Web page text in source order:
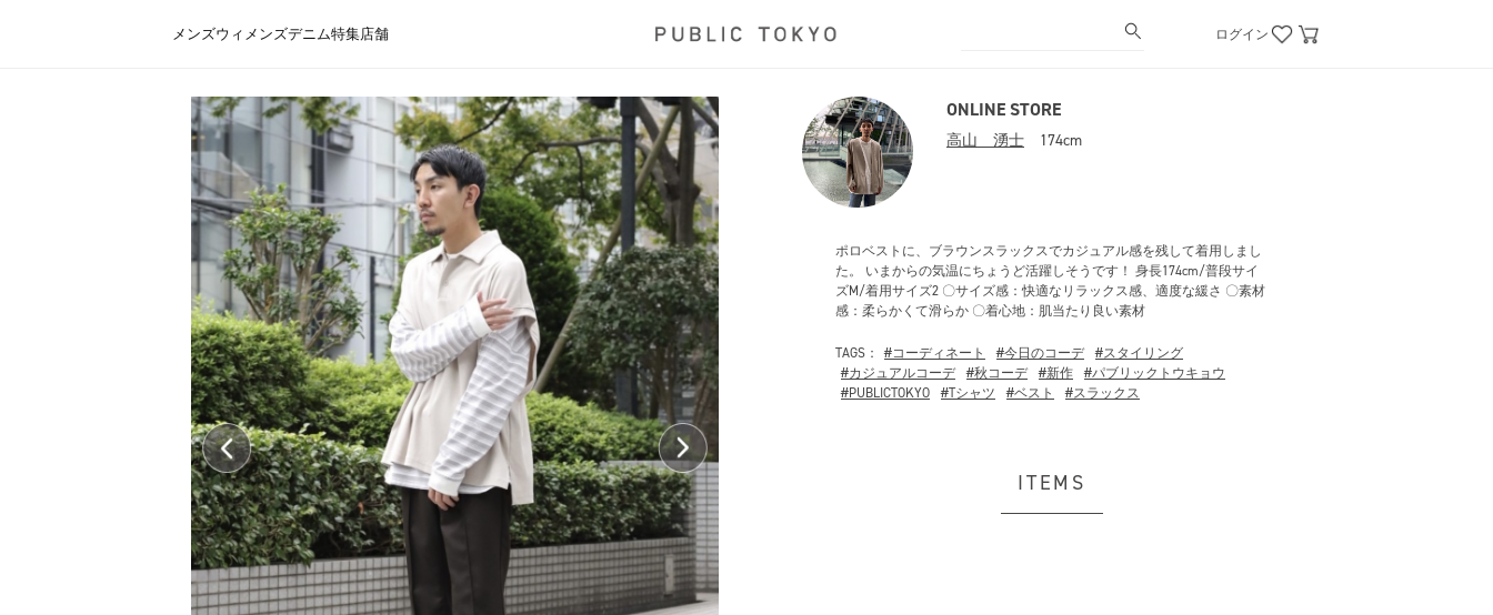
メンズウィメンズデニム特集店舗 ログイン
ONLINE STORE
高山 湧士 174cm
ポロベストに、ブラウンスラックスでカジュアル感を残して着用しまし
た。 いまからの気温にちょうど活躍しそうです！ 身長174cm/普段サイ
ズM/着用サイズ2 〇サイズ感：快適なリラックス感、適度な緩さ 〇素材
感：柔らかくて滑らか 〇着心地：肌当たり良い素材
TAGS： #コーディネート #今日のコーデ
#スタイリング
#カジュアルコーデ
#秋コーデ #新作
#パブリックトウキョウ
#PUBLICTOKYO
#Tシャツ #ベスト #スラックス
ITEMS